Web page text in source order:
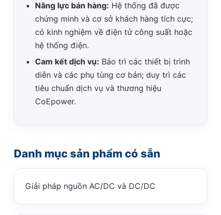
Năng lực bán hàng: Hệ thống đã được
chứng minh và cơ sở khách hàng tích cực;
có kinh nghiệm về điện tử công suất hoặc
hệ thống điện.
Cam kết dịch vụ: Bảo trì các thiết bị trình
diễn và các phụ tùng cơ bản; duy trì các
tiêu chuẩn dịch vụ và thương hiệu
CoEpower.
Danh mục sản phẩm có sẵn
Giải pháp nguồn AC/DC và DC/DC